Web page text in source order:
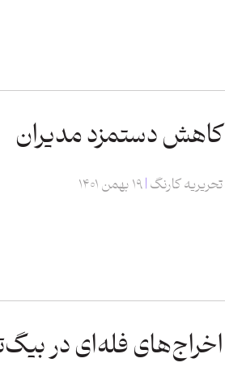
کاهش دستمزد مدیران
تحریریه کارنگ ۱۹ بهمن ۱۴۰۱
اخراج‌های فله‌ای در